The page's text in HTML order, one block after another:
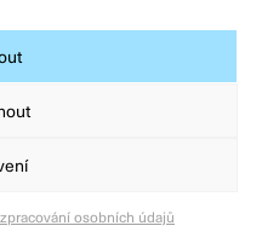
osobních údajů
2026